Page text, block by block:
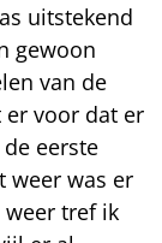
uitstekend
gewoon
van de
er voor dat er
eerste
weer was er
tref ik